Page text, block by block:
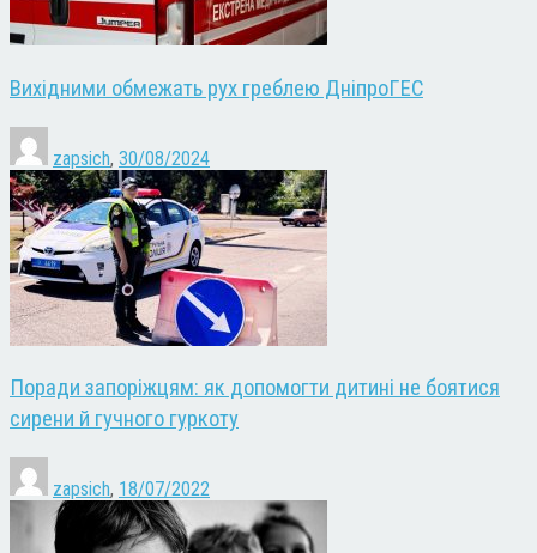
Вихідними обмежать рух греблею ДніпроГЕС
zapsich, 30/08/2024
Поради запоріжцям: як допомогти дитині не боятися
сирени й гучного гуркоту
zapsich, 18/07/2022